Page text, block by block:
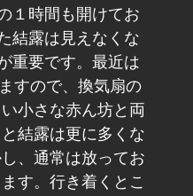
１時間も開けてお
結露は見えなくな
重要です。最近は
すので、換気扇の
小さな赤ん坊と両
結露は更に多くな
、通常は放ってお
す。行き着くとこ